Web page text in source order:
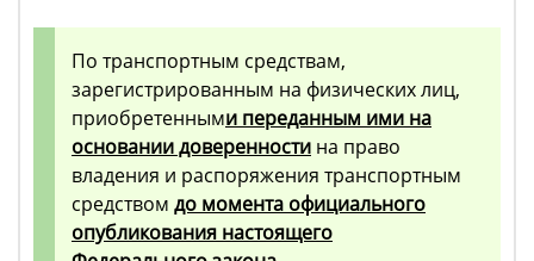
По транспортным средствам,
зарегистрированным на физических лиц,
приобретенными переданным ими на
основании доверенности на право
владения и распоряжения транспортным
средством до момента официального
опубликования настоящего